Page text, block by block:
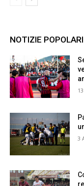
NOTIZIE POPOLARI
3